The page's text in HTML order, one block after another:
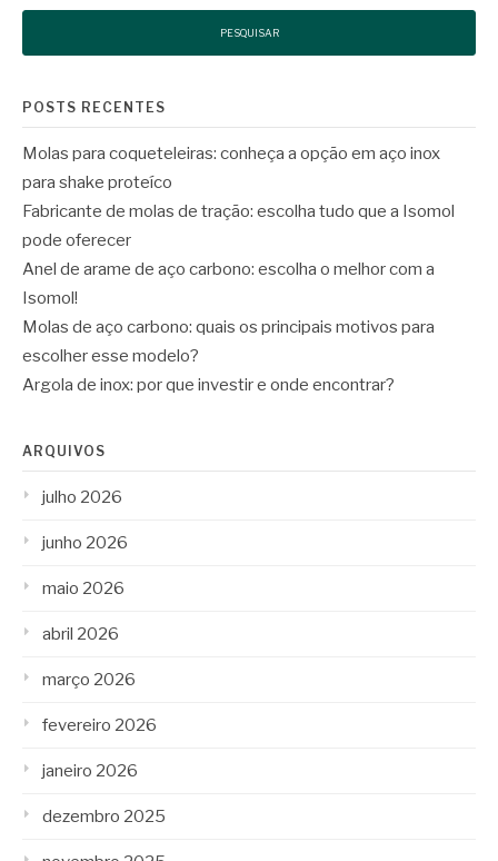
POSTS RECENTES
Molas para coqueteleiras: conheça a opção em aço inox
para shake proteíco
Fabricante de molas de tração: escolha tudo que a Isomol
pode oferecer
Anel de arame de aço carbono: escolha o melhor com a
Isomol!
Molas de aço carbono: quais os principais motivos para
escolher esse modelo?
Argola de inox: por que investir e onde encontrar?
ARQUIVOS
julho 2026
junho 2026
maio 2026
abril 2026
março 2026
fevereiro 2026
janeiro 2026
dezembro 2025